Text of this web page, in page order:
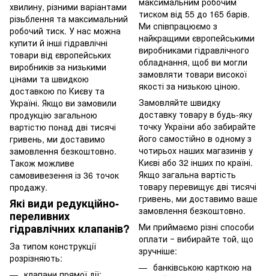
хвилину, різними варіантами
різьблення та максимальний
робочий тиск. У нас можна
купити й інші гідравлічні
товари від європейських
виробників за низькими
цінами та швидкою
доставкою по Києву та
Україні. Якщо ви замовили
продукцію загальною
вартістю понад дві тисячі
гривень, ми доставимо
замовлення безкоштовно.
Також можливе
самовивезення із 36 точок
продажу.
Які види редукційно-
переливних
гідравлічних клапанів?
За типом конструкції
розрізняють:
тиском від 55 до 165 барів.
Ми співпрацюємо з
найкращими європейськими
виробниками гідравлічного
обладнання, щоб ви могли
замовляти товари високої
якості за низькою ціною.
Замовляйте швидку
доставку товару в будь-яку
точку України або забирайте
його самостійно в одному з
чотирьох наших магазинів у
Києві або 32 інших по країні.
Якщо загальна вартість
товару перевищує дві тисячі
гривень, ми доставимо ваше
замовлення безкоштовно.
Ми приймаємо різні способи
оплати ‒ вибирайте той, що
зручніше:
банківською карткою на